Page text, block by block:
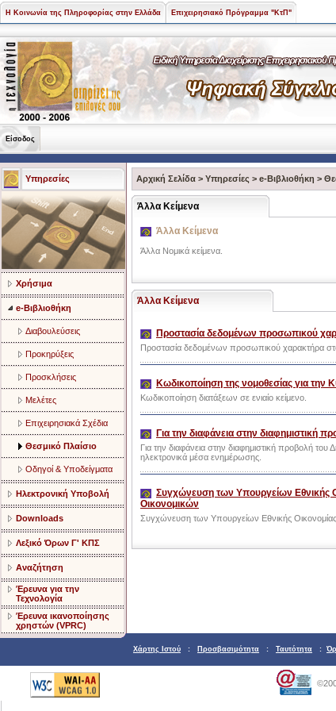
Η Κοινωνία της Πληροφορίας στην Ελλάδα Επιχειρησιακό Πρόγραμμα "ΚτΠ"
Είσοδος
Υπηρεσίες
Χρήσιμα
e-Βιβλιοθήκη
Διαβουλεύσεις
Προκηρύξεις
Προσκλήσεις
Μελέτες
Επιχειρησιακά Σχέδια
Θεσμικό Πλαίσιο
Οδηγοί & Υποδείγματα
Ηλεκτρονική Υποβολή
Downloads
Λεξικό Όρων Γ' ΚΠΣ
Αναζήτηση
Έρευνα για την
Τεχνολογία
Έρευνα ικανοποίησης
χρηστών (VPRC)
Αρχική Σελίδα > Υπηρεσίες > e-Βιβλιοθήκη >
Άλλα Κείμενα
Άλλα Κείμενα
Άλλα Νομικά κείμενα.
Άλλα Κείμενα
Προστασία δεδομένων προσωπικού
Προστασία δεδομένων προσωπικού χαρακτήρα
Κωδικοποίηση της νομοθεσίας για την
Κωδικοποίηση διατάξεων σε ενιαίο κείμενο.
Για την διαφάνεια στην διαφημιστική
Για την διαφάνεια στην διαφημιστική προβολή
ηλεκτρονικά μέσα ενημέρωσης.
Συγχώνευση των Υπουργείων Εθνικής
Οικονομικών
Συγχώνευση των Υπουργείων Εθνικής Οικονομίας
Χάρτης Ιστού : Προσβασιμότητα : Ταυτότητα :